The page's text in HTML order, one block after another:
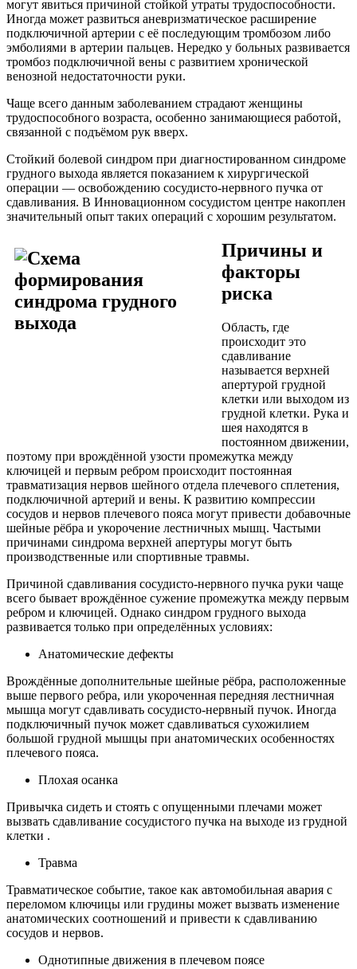
могут явиться причиной стойкой утраты трудоспособности.
Иногда может развиться аневризматическое расширение
подключичной артерии с её последующим тромбозом либо
эмболиями в артерии пальцев. Нередко у больных развивается
тромбоз подключичной вены с развитием хронической
венозной недостаточности руки.
Чаще всего данным заболеванием страдают женщины
трудоспособного возраста, особенно занимающиеся работой,
связанной с подъёмом рук вверх.
Стойкий болевой синдром при диагностированном синдроме
грудного выхода является показанием к хирургической
операции — освобождению сосудисто-нервного пучка от
сдавливания. В Инновационном сосудистом центре накоплен
значительный опыт таких операций с хорошим результатом.
Причины и
факторы
риска
Область, где
происходит это
сдавливание
называется верхней
апертурой грудной
клетки или выходом из
грудной клетки. Рука и
шея находятся в
постоянном движении,
поэтому при врождённой узости промежутка между
ключицей и первым ребром происходит постоянная
травматизация нервов шейного отдела плечевого сплетения,
подключичной артерий и вены. К развитию компрессии
сосудов и нервов плечевого пояса могут привести добавочные
шейные рёбра и укорочение лестничных мышц. Частыми
причинами синдрома верхней апертуры могут быть
производственные или спортивные травмы.
Причиной сдавливания сосудисто-нервного пучка руки чаще
всего бывает врождённое сужение промежутка между первым
ребром и ключицей. Однако синдром грудного выхода
развивается только при определённых условиях:
Анатомические дефекты
Врождённые дополнительные шейные рёбра, расположенные
выше первого ребра, или укороченная передняя лестничная
мышца могут сдавливать сосудисто-нервный пучок. Иногда
подключичный пучок может сдавливаться сухожилием
большой грудной мышцы при анатомических особенностях
плечевого пояса.
Плохая осанка
Привычка сидеть и стоять с опущенными плечами может
вызвать сдавливание сосудистого пучка на выходе из грудной
клетки .
Травма
Травматическое событие, такое как автомобильная авария с
переломом ключицы или грудины может вызвать изменение
анатомических соотношений и привести к сдавливанию
сосудов и нервов.
Однотипные движения в плечевом поясе